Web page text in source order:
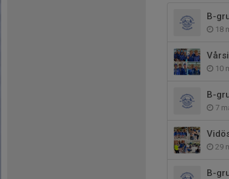
B-
18
10
B-
7
29
B-